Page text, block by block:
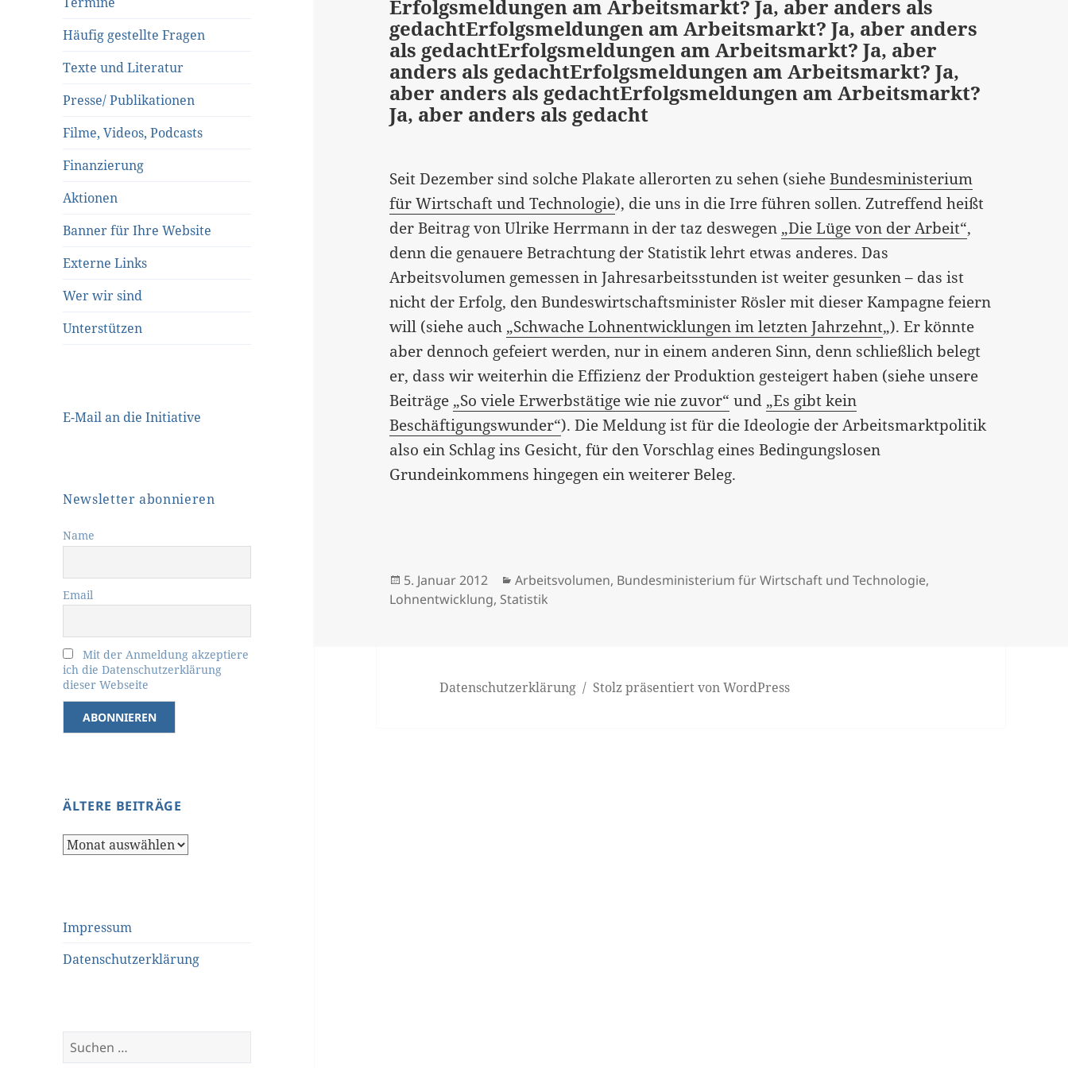
Häufig gestellte Fragen
Texte und Literatur
Presse/ Publikationen
Filme, Videos, Podcasts
Finanzierung
Aktionen
Banner für Ihre Website
Externe Links
Wer wir sind
Unterstützen
E-Mail an die Initiative
Newsletter abonnieren
Name
Email
Mit der Anmeldung akzeptiere
ich die Datenschutzerklärung
dieser Webseite
ÄLTERE BEITRÄGE
Ältere
Impressum
Datenschutzerklärung
Suchen
nach:
Erfolgsmeldungen am Arbeitsmarkt? Ja, aber anders als
gedachtErfolgsmeldungen am Arbeitsmarkt? Ja, aber anders
als gedachtErfolgsmeldungen am Arbeitsmarkt? Ja, aber
anders als gedachtErfolgsmeldungen am Arbeitsmarkt? Ja,
aber anders als gedachtErfolgsmeldungen am Arbeitsmarkt?
Ja, aber anders als gedacht
Seit Dezember sind solche Plakate allerorten zu sehen (sieheBundesministerium
für Wirtschaft und Technologie), die uns in die Irre führen sollen. Zutreffend heißt
der Beitrag von Ulrike Herrmann in der taz deswegen „Die Lüge von der Arbeit“,
denn die genauere Betrachtung der Statistik lehrt etwas anderes. Das
Arbeitsvolumen gemessen in Jahresarbeitsstunden ist weiter gesunken – das ist
nicht der Erfolg, den Bundeswirtschaftsminister Rösler mit dieser Kampagne feiern
will (siehe auch „Schwache Lohnentwicklungen im letzten Jahrzehnt„). Er könnte
aber dennoch gefeiert werden, nur in einem anderen Sinn, denn schließlich belegt
er, dass wir weiterhin die Effizienz der Produktion gesteigert haben (siehe unsere
Beiträge „So viele Erwerbstätige wie nie zuvor“ und „Es gibt kein
Beschäftigungswunder“). Die Meldung ist für die Ideologie der Arbeitsmarktpolitik
also ein Schlag ins Gesicht, für den Vorschlag eines Bedingungslosen
Grundeinkommens hingegen ein weiterer Beleg.
Veröffentlicht
am
5. Januar 2012 Kategorien
Arbeitsvolumen, Bundesministerium für Wirtschaft und Technologie,
Lohnentwicklung, Statistik
Datenschutzerklärung Stolz präsentiert von WordPress